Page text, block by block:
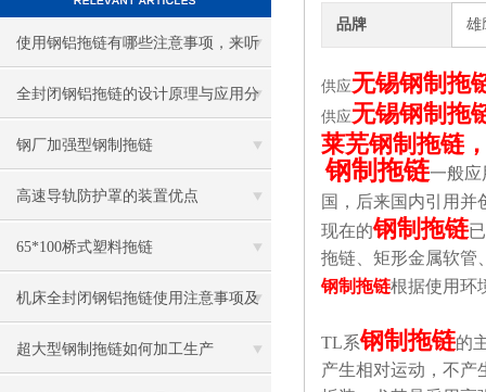
使用钢铝拖链有哪些注意事项，来听
听钢铝拖链厂家怎么说！
全封闭钢铝拖链的设计原理与应用分
析
钢厂加强型钢制拖链
高速导轨防护罩的装置优点
65*100桥式塑料拖链
机床全封闭钢铝拖链使用注意事项及
其选用要点
超大型钢制拖链如何加工生产
品牌 雄
供应无锡钢制拖
供应无锡钢制拖
莱芜钢制拖链
钢制拖链一般应
国，后来国内引用并
现在的钢制拖链
拖链、矩形金属软管
钢制拖链根据使用环
TL系钢制拖链的
产生相对运动，不产